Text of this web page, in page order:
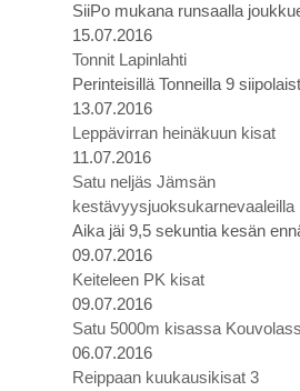
SiiPo mukana runsaalla
15.07.2016
Tonnit Lapinlahti
Perinteisillä Tonneilla 9
13.07.2016
Leppävirran heinäkuun kisat
11.07.2016
Satu neljäs Jämsän
kestävyysjuoksukarnevaaleilla
Aika jäi 9,5 sekuntia kesän
09.07.2016
Keiteleen PK kisat
09.07.2016
Satu 5000m kisassa
06.07.2016
Reippaan kuukausikisat 3